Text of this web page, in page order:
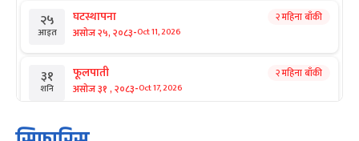
२५
आइत
घटस्थापना
असोज २५, २०८३-Oct 11, 2026
२ महिना बाँकी
३१
शनि
फूलपाती
असोज ३१ , २०८३-Oct 17, 2026
२ महिना बाँकी
१ कार्तिक सङ्क्रान्ति